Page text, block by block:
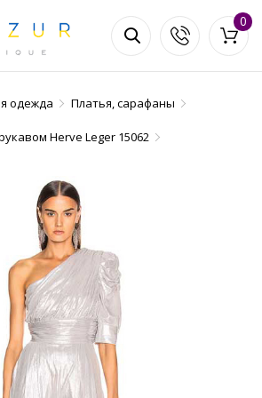
0
одежда
Платья, сарафаны
Herve Leger 15062